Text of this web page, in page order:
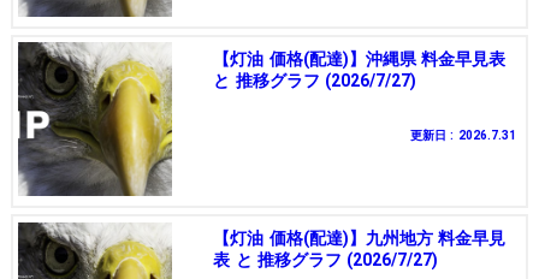
【灯油 価格(配達)】沖縄県 料金早見表
と 推移グラフ (2026/7/27)
更新日 : 2026.7.31
【灯油 価格(配達)】九州地方 料金早見
表 と 推移グラフ (2026/7/27)